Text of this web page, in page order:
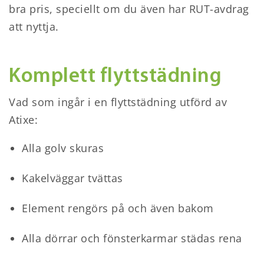
bra pris, speciellt om du även har RUT-avdrag
att nyttja.
Komplett flyttstädning
Vad som ingår i en flyttstädning utförd av
Atixe:
Alla golv skuras
Kakelväggar tvättas
Element rengörs på och även bakom
Alla dörrar och fönsterkarmar städas rena